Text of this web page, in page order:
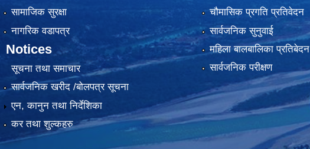
सामाजिक सुरक्षा
नागरिक वडापत्र
Notices
सूचना तथा समाचार
सार्वजनिक खरीद /बोलपत्र सूचना
एन, कानुन तथा निर्देशिका
कर तथा शुल्कहरु
चौमासिक प्रगति प्रतिवेदन
सार्वजनिक सुनुवाई
महिला बालबालिका प्रतिबेदन
सार्वजनिक परीक्षण